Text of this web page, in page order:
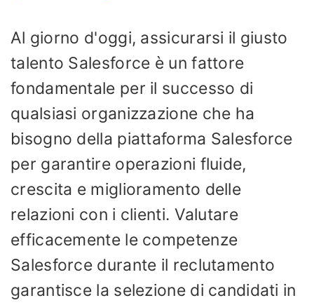
Al giorno d'oggi, assicurarsi il giusto
talento Salesforce è un fattore
fondamentale per il successo di
qualsiasi organizzazione che ha
bisogno della piattaforma Salesforce
per garantire operazioni fluide,
crescita e miglioramento delle
relazioni con i clienti. Valutare
efficacemente le competenze
Salesforce durante il reclutamento
garantisce la selezione di candidati in